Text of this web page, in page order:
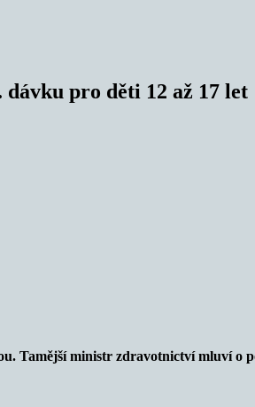
pro děti 12 až 17 let
Tamější ministr zdravotnictví mluví